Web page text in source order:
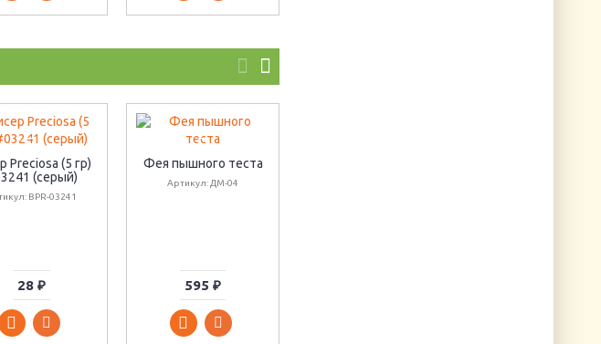
Preciosa (5 гр)
(серый)
BPR-03241
28 ₽
Фея пышного теста
Артикул: ДМ-04
595 ₽